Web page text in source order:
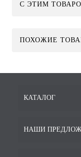
C ЭТИМ
ПОХОЖИЕ
КАТАЛОГ
НАШИ